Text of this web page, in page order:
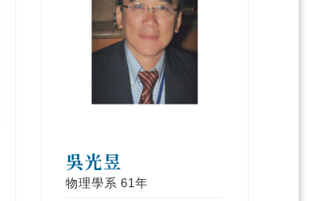
吳光昱
物理學系 61年